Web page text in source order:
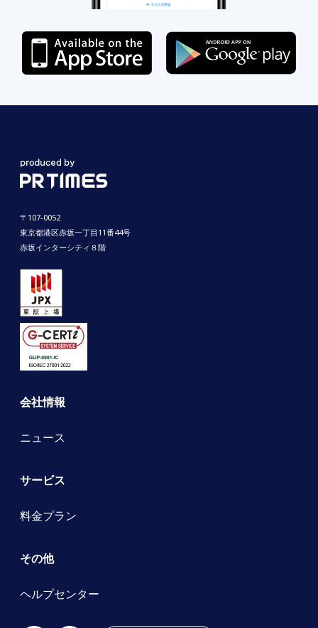
〒107-0052
東京都港区赤坂一丁目11番44号
赤坂インターシティ８階
会社情報
ニュース
サービス
料金プラン
その他
ヘルプセンター